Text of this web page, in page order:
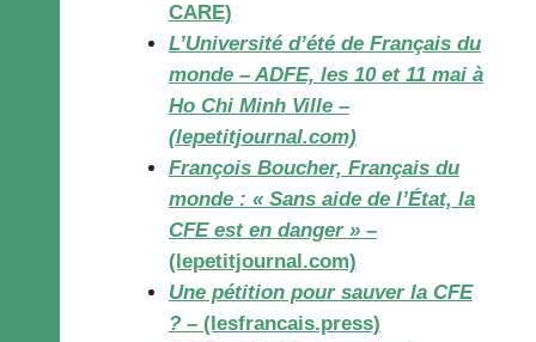
CARE)
L’Université d’été de Français du
monde – ADFE, les 10 et 11 mai à
Ho Chi Minh Ville –
(lepetitjournal.com)
François Boucher, Français du
monde : « Sans aide de l’État, la
CFE est en danger »–
(lepetitjournal.com)
Une pétition pour sauver la CFE
?– (lesfrancais.press)